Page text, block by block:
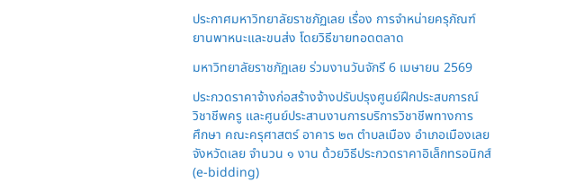
ประกาศมหาวิทยาลัยราชภัฏเลย เรื่อง การจำหน่ายครุภัณฑ์
ยานพาหนะและขนส่ง โดยวิธีขายทอดตลาด
มหาวิทยาลัยราชภัฏเลย ร่วมงานวันจักรี 6 เมษายน 2569
ประกวดราคาจ้างก่อสร้างจ้างปรับปรุงศูนย์ฝึกประสบการณ์
วิชาชีพครู และศูนย์ประสานงานการบริการวิชาชีพทางการ
ศึกษา คณะครุศาสตร์ อาคาร ๒๓ ตำบลเมือง อำเภอเมืองเลย
จังหวัดเลย จำนวน ๑ งาน ด้วยวิธีประกวดราคาอิเล็กทรอนิกส์
(e-bidding)